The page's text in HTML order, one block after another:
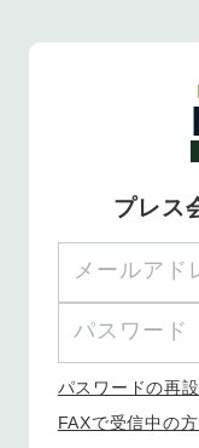
プレス
パスワードの再
FAXで受信中の